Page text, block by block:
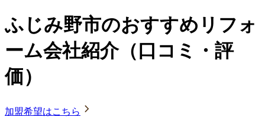
ふじみ野市のおすすめリフォ
ーム会社紹介（口コミ・評
価）
加盟希望はこちら